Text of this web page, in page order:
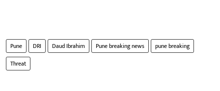
Pune DRI Daud Ibrahim Pune breaking news
pune breaking
Threat